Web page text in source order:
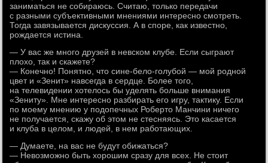
заниматься не собираюсь. Считаю, только передачи
с разными субъективными мнениями интересно смотреть.
Тогда завязывается дискуссия. А в споре, как известно,
рождается истина.
— У вас же много друзей в невском клубе. Если сыграют
плохо, так и скажете?
— Конечно! Понятно, что сине-бело-голубой — мой родной
цвет и «Зенит» навсегда в сердце. Более того,
на телевидении хотелось бы уделять больше внимания
«Зениту». Мне интересно разбирать его игру, тактику. Если
по моему мнению у подопечных Роберто Манчини ничего
не получается, скажу об этом не стесняясь. Это касается
и клуба в целом, и людей, в нем работающих.
— Думаете, на вас не будут обижаться?
— Невозможно быть хорошим сразу для всех. Не стоит